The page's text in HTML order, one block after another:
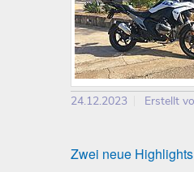
24.12.2023 Erstellt
Zwei neue